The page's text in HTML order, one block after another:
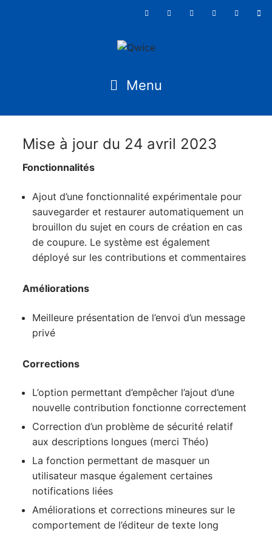
Mise à jour du 24 avril 2023
Fonctionnalités
Ajout d’une fonctionnalité expérimentale pour
sauvegarder et restaurer automatiquement un
brouillon du sujet en cours de création en cas
de coupure. Le système est également
déployé sur les contributions et commentaires
Améliorations
Meilleure présentation de l’envoi d’un message
privé
Corrections
L’option permettant d’empêcher l’ajout d’une
nouvelle contribution fonctionne correctement
Correction d’un problème de sécurité relatif
aux descriptions longues (merci Théo)
La fonction permettant de masquer un
utilisateur masque également certaines
notifications liées
Améliorations et corrections mineures sur le
comportement de l’éditeur de texte long